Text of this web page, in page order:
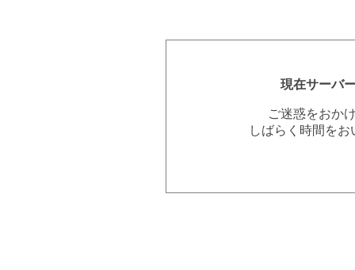
現在サーバ
ご迷惑をおか
しばらく時間を